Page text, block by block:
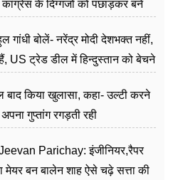
के दिग्गजों को पछाड़कर बने
गांधी बोलें- नरेंद्र मोदी देशभक्त नहीं,
US ट्रेड डील में हिन्दुस्तान को बेचने
बाद किया खुलासा, कहा- उल्टी करने
गुप्तांग रगड़ती रही
Parichay: इंजीनियर,रैपर
मेयर बन बालेन शाह ऐसे चढ़े सत्ता की